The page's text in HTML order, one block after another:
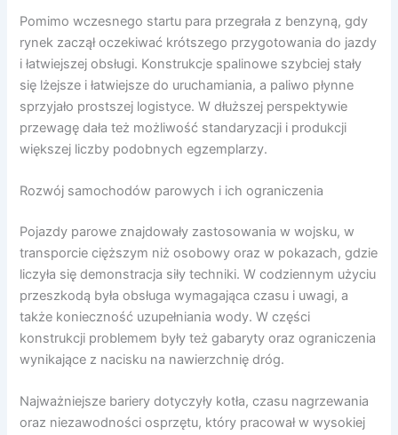
Pomimo wczesnego startu para przegrała z benzyną, gdy
rynek zaczął oczekiwać krótszego przygotowania do jazdy
i łatwiejszej obsługi. Konstrukcje spalinowe szybciej stały
się lżejsze i łatwiejsze do uruchamiania, a paliwo płynne
sprzyjało prostszej logistyce. W dłuższej perspektywie
przewagę dała też możliwość standaryzacji i produkcji
większej liczby podobnych egzemplarzy.
Rozwój samochodów parowych i ich ograniczenia
Pojazdy parowe znajdowały zastosowania w wojsku, w
transporcie cięższym niż osobowy oraz w pokazach, gdzie
liczyła się demonstracja siły techniki. W codziennym użyciu
przeszkodą była obsługa wymagająca czasu i uwagi, a
także konieczność uzupełniania wody. W części
konstrukcji problemem były też gabaryty oraz ograniczenia
wynikające z nacisku na nawierzchnię dróg.
Najważniejsze bariery dotyczyły kotła, czasu nagrzewania
oraz niezawodności osprzętu, który pracował w wysokiej